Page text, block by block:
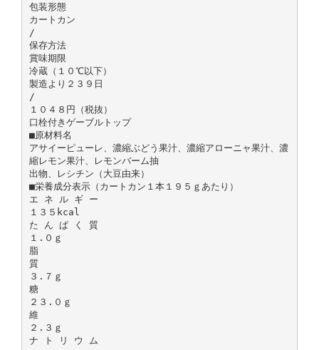
包装形態
カートカン
/
保存方法
賞味期限
冷蔵（１０℃以下）
製造より２３９日
/
１０４８円（税抜）
口栓付きゲーブルトップ
■原材料名
アサイーピューレ、濃縮ぶどう果汁、濃縮アローニャ果汁、濃
縮レモン果汁、レモンバーム抽
出物、レシチン（大豆由来）
■栄養成分表示（カートカン１本１９５ｇあたり）
エ ネ ル ギ ー
１３５kcal
た ん ぱ く 質
１.０ｇ
脂
質
３.７ｇ
糖
２３.０ｇ
維
２.３ｇ
ナ ト リ ウ ム